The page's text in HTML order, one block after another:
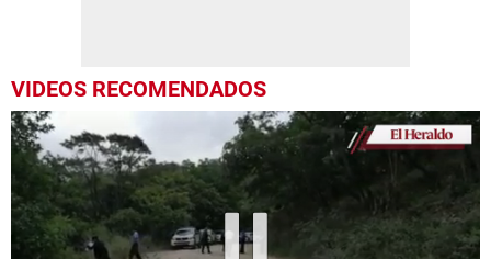
VIDEOS RECOMENDADOS